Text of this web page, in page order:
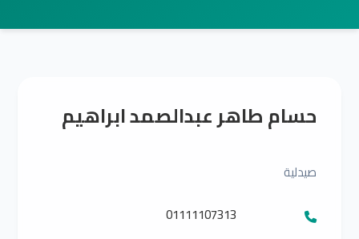
حسام طاهر عبدالصمد ابراهيم
صيدلية
01111107313